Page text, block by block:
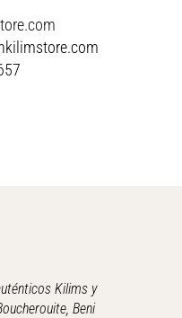
Kilims y
Beni